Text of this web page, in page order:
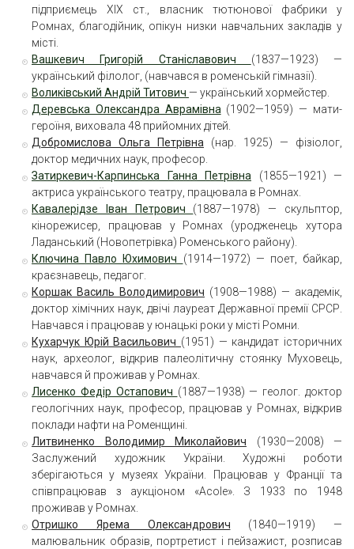
підприємець XIX ст., власник тютюнової фабрики у
Ромнах, благодійник, опікун низки навчальних закладів у
місті.
Вашкевич Григорій Станіславович (1837—1923) —
український філолог, (навчався в роменській гімназії).
Воликівський Андрій Титович — український хормейстер.
Деревська Олександра Аврамівна (1902—1959) — мати-
героїня, виховала 48 прийомних дітей.
Добромислова Ольга Петрівна (нар. 1925) — фізіолог,
доктор медичних наук, професор.
Затиркевич-Карпинська Ганна Петрівна (1855—1921) —
актриса українського театру, працювала в Ромнах.
Кавалерідзе Іван Петрович (1887—1978) — скульптор,
кінорежисер, працював у Ромнах (уродженець хутора
Ладанський (Новопетрівка) Роменського району).
Ключина Павло Юхимович (1914—1972) — поет, байкар,
краєзнавець, педагог.
Коршак Василь Володимирович (1908—1988) — академік,
доктор хімічних наук, двічі лауреат Державної премії СРСР.
Навчався і працював у юнацькі роки у місті Ромни.
Кухарчук Юрій Васильович (1951) — кандидат історичних
наук, археолог, відкрив палеолітичну стоянку Муховець,
навчався й проживав у Ромнах.
Лисенко Федір Остапович (1887—1938) — геолог. доктор
геологічних наук, професор, працював у Ромнах, відкрив
поклади нафти на Роменщині.
Литвиненко Володимир Миколайович (1930—2008) —
Заслужений художник України. Художні роботи
зберігаються у музеях України. Працював у Франції та
співпрацював з аукціоном «Acole». З 1933 по 1948
проживав у Ромнах.
Отришко Ярема Олександрович (1840—1919) —
малювальник образів, портретист і пейзажист, розписав